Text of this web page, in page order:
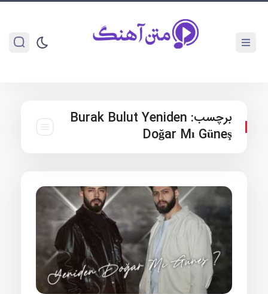
برچسب: Burak Bulut Yeniden
Doğar Mı Güneş